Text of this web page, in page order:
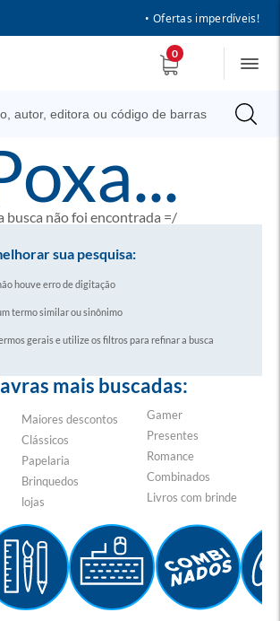
• Ofertas imperdíveis!
0
poxa...
busca não foi encontrada =/
sua pesquisa:
houve erro de digitação
termo similar ou sinônimo
gerais e utilize os filtros para refinar a busca
mais buscadas:
Maiores descontos
Clássicos
Papelaria
Brinquedos
lojas
Gamer
Presentes
Romance
Combinados
Livros com brinde